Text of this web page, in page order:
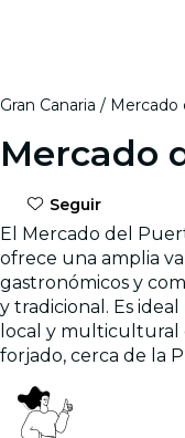
Gran Canaria Mercado
Mercado
Seguir
El Mercado del
ofrece una amplia
gastronómicos y
y tradicional. Es
local y multicultural
forjado, cerca de la